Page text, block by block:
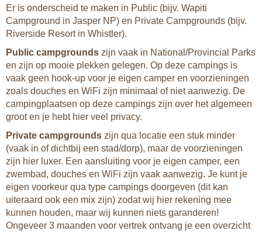
Er is onderscheid te maken in Public (bijv. Wapiti
Campground in Jasper NP) en Private Campgrounds (bijv.
Riverside Resort in Whistler).
Public campgrounds zijn vaak in National/Provincial Parks
en zijn op mooie plekken gelegen. Op deze campings is
vaak geen hook-up voor je eigen camper en voorzieningen
zoals douches en WiFi zijn minimaal of niet aanwezig. De
campingplaatsen op deze campings zijn over het algemeen
groot en je hebt hier veel privacy.
Private campgrounds zijn qua locatie een stuk minder
(vaak in of dichtbij een stad/dorp), maar de voorzieningen
zijn hier luxer. Een aansluiting voor je eigen camper, een
zwembad, douches en WiFi zijn vaak aanwezig. Je kunt je
eigen voorkeur qua type campings doorgeven (dit kan
uiteraard ook een mix zijn) zodat wij hier rekening mee
kunnen houden, maar wij kunnen niets garanderen!
Ongeveer 3 maanden voor vertrek ontvang je een overzicht